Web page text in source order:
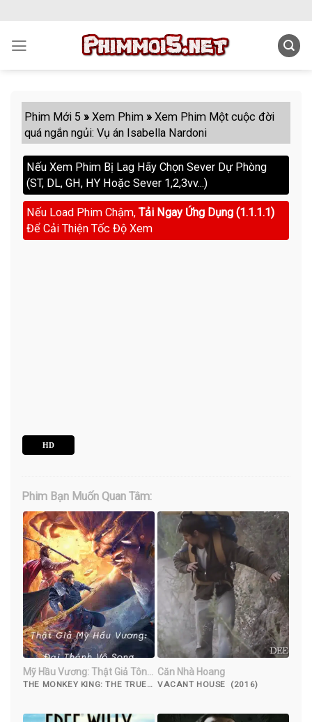
content
Phim Mới 5 »Xem Phim »Xem Phim Một cuộc đời
quá ngắn ngủi: Vụ án Isabella Nardoni
Nếu Xem Phim Bị Lag Hãy Chọn Sever Dự Phòng
(ST, DL, GH, HY Hoặc Sever 1,2,3vv...)
Nếu Load Phim Chậm, Tải Ngay Ứng Dụng (1.1.1.1)
Để Cải Thiện Tốc Độ Xem
HD
Phim Bạn Muốn Quan Tâm:
Mỹ Hầu Vương: Thật Giả Tôn
Ngộ Không
THE MONKEY KING: THE TRUE
Căn Nhà Hoang
VACANT HOUSE (2016)